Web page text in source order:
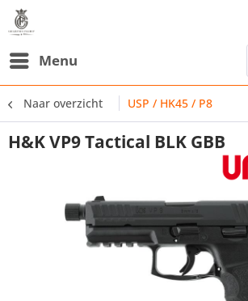
Menu
Naar overzicht USP / HK45 / P8
H&K VP9 Tactical BLK GBB